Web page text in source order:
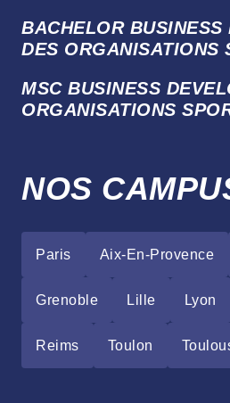
BACHELOR BUSINESS
DES ORGANISATIONS
MSC BUSINESS
ORGANISATIONS
NOS
Paris Aix-En-Provence
Grenoble Lille Lyon
Reims Toulon